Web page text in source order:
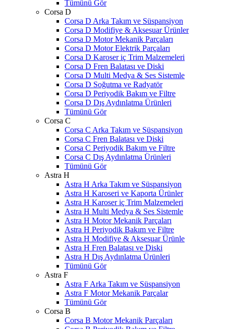
Tümünü Gör
Corsa D
Corsa D Arka Takım ve Süspansiyon
Corsa D Modifiye & Aksesuar Ürünler
Corsa D Motor Mekanik Parçaları
Corsa D Motor Elektrik Parçaları
Corsa D Karoser iç Trim Malzemeleri
Corsa D Fren Balatası ve Diski
Corsa D Multi Medya & Ses Sistemle
Corsa D Soğutma ve Radyatör
Corsa D Periyodik Bakım ve Filtre
Corsa D Dış Aydınlatma Ürünleri
Tümünü Gör
Corsa C
Corsa C Arka Takım ve Süspansiyon
Corsa C Fren Balatası ve Diski
Corsa C Periyodik Bakım ve Filtre
Corsa C Dış Aydınlatma Ürünleri
Tümünü Gör
Astra H
Astra H Arka Takım ve Süspansiyon
Astra H Karoseri ve Kaporta Ürünler
Astra H Karoser iç Trim Malzemeleri
Astra H Multi Medya & Ses Sistemle
Astra H Motor Mekanik Parçaları
Astra H Periyodik Bakım ve Filtre
Astra H Modifiye & Aksesuar Ürünle
Astra H Fren Balatası ve Diski
Astra H Dış Aydınlatma Ürünleri
Tümünü Gör
Astra F
Astra F Arka Takım ve Süspansiyon
Astra F Motor Mekanik Parçalar
Tümünü Gör
Corsa B
Corsa B Motor Mekanik Parçaları